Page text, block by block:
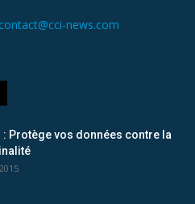
contact@cci-news.com
: Protège vos données contre la